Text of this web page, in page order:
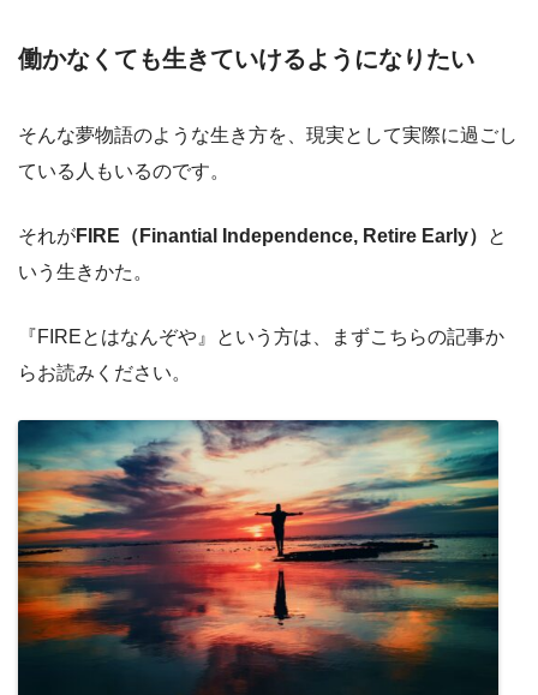
働かなくても生きていけるようになりたい
そんな夢物語のような生き方を、現実として実際に過ごし
ている人もいるのです。
それがFIRE（Finantial Independence, Retire Early）
と
いう生きかた。
『FIREとはなんぞや』という方は、まずこちらの記事か
らお読みください。